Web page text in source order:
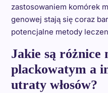
zastosowaniem komórek
genowej stają się coraz
potencjalne metody
Jakie są różnice
plackowatym a
utraty włosów?